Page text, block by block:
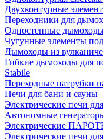
Двухконтурные
Переходники для
Одностенные
Чугунные элементы
Дымоходы из
Гибкие дымоходы для
Stabile
Переходные патрубки
Печи для бани и сауны
Электрические печи
Автономные
Электрические
Электрические печи